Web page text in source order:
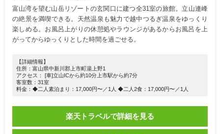
富山湾を望む山岳リゾートの玄関口に建つ全31室の旅館。立山連峰
の絶景を満喫できる。天然温泉も魅力で越中つるぎ温泉をゆっくり
楽しめる。お風呂上がりの休憩処やラウンジがあるからお風呂を上
がってからゆっくりとした時間を過ごせる。
【詳細情報】
住所：富山県中新川郡上市町湯上野1
アクセス： [車]立山ICから約10分上市駅から約7分
客室数：31室
料金：◆二人素泊まり：17,000円〜／1人 ◆二人2食：17,000円〜／1人
楽天トラベルで詳細を見る